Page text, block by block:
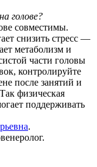
голове?
совместимы.
снизить стресс —
метаболизм и
части головы
контролируйте
после занятий и
физическая
поддерживать
.